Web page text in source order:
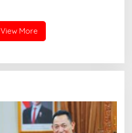
View More